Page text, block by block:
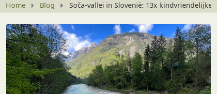
Home Blog Soča-vallei in Slovenië: 13x kindvriendelijke